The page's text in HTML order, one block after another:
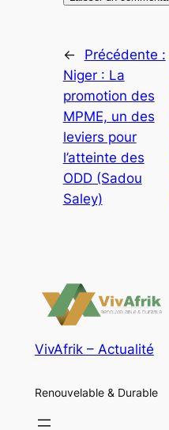
←
Précédente :
Niger : La
promotion des
MPME, un des
leviers pour
l’atteinte des
ODD (Sadou
Saley)
VivAfrik – Actualité
Renouvelable & Durable